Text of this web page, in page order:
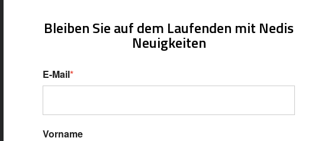
Bleiben Sie auf dem Laufenden mit Nedis
Neuigkeiten
E-Mail*
Vorname